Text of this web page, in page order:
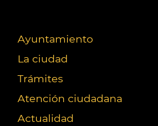
Ayuntamiento
La ciudad
Trámites
Atención ciudadana
Actualidad